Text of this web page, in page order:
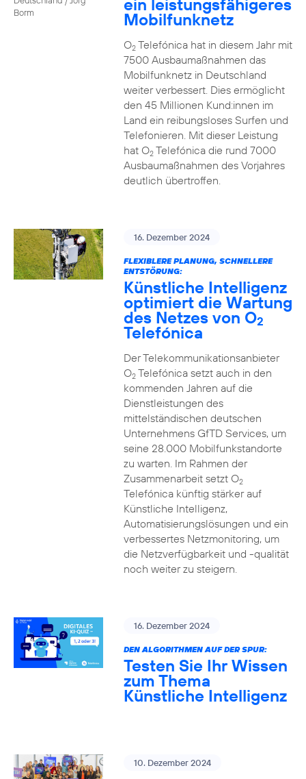
Borm
ein leistungsfähigeres
Mobilfunknetz
O2Telefónica hat in diesem Jahr mit
7500 Ausbaumaßnahmen das
Mobilfunknetz in Deutschland
weiter verbessert. Dies ermöglicht
den 45 Millionen Kund:innen im
Land ein reibungsloses Surfen und
Telefonieren. Mit dieser Leistung
hat O2Telefónica die rund 7000
Ausbaumaßnahmen des Vorjahres
deutlich übertroffen.
16. Dezember 2024
FLEXIBLERE PLANUNG, SCHNELLERE
ENTSTÖRUNG:
Künstliche Intelligenz
optimiert die Wartung
des Netzes von O2
Telefónica
Der Telekommunikationsanbieter
O2Telefónica setzt auch in den
kommenden Jahren auf die
Dienstleistungen des
mittelständischen deutschen
Unternehmens GfTD Services, um
seine 28.000 Mobilfunkstandorte
zu warten. Im Rahmen der
Zusammenarbeit setzt O2
Telefónica künftig stärker auf
Künstliche Intelligenz,
Automatisierungslösungen und ein
verbessertes Netzmonitoring, um
die Netzverfügbarkeit und -qualität
noch weiter zu steigern.
16. Dezember 2024
DEN ALGORITHMEN AUF DER SPUR:
Testen Sie Ihr Wissen
zum Thema
Künstliche Intelligenz
10. Dezember 2024